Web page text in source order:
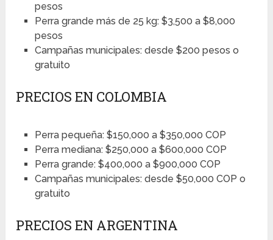
pesos
Perra grande más de 25 kg: $3,500 a $8,000
pesos
Campañas municipales: desde $200 pesos o
gratuito
PRECIOS EN COLOMBIA
Perra pequeña: $150,000 a $350,000 COP
Perra mediana: $250,000 a $600,000 COP
Perra grande: $400,000 a $900,000 COP
Campañas municipales: desde $50,000 COP o
gratuito
PRECIOS EN ARGENTINA